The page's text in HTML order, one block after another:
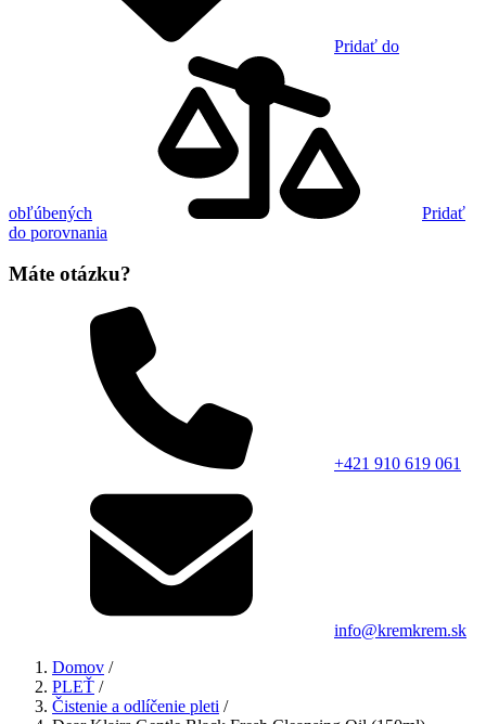
Pridať do
obľúbených
Pridať
do porovnania
Máte otázku?
+421 910 619 061
info@kremkrem.sk
Domov /
PLEŤ /
Čistenie a odlíčenie pleti /